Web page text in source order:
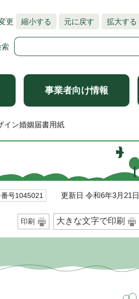
更 縮小する 元に戻す 拡大する
索
事業者向け情報
イン婚姻届書用紙
号1045021 更新日 令和6年3月21日
印刷 大きな文字で印刷